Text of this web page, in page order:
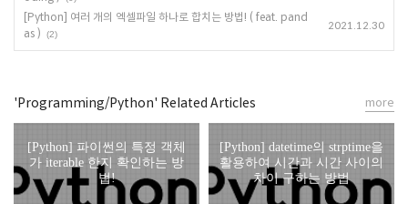
[Python] 여러 개의 엑셀파일 하나로 합치는 방법! ( feat. pand
as )
(2)
2021.12.30
'Programming/Python' Related Articles
[Python] 파이썬의 특정 객체
가 iterable 한지 확인하는 방
법!
[Python] datetime의 strptime을
활용하여 시간과 시간 사이의
차이 구하는 방법
more